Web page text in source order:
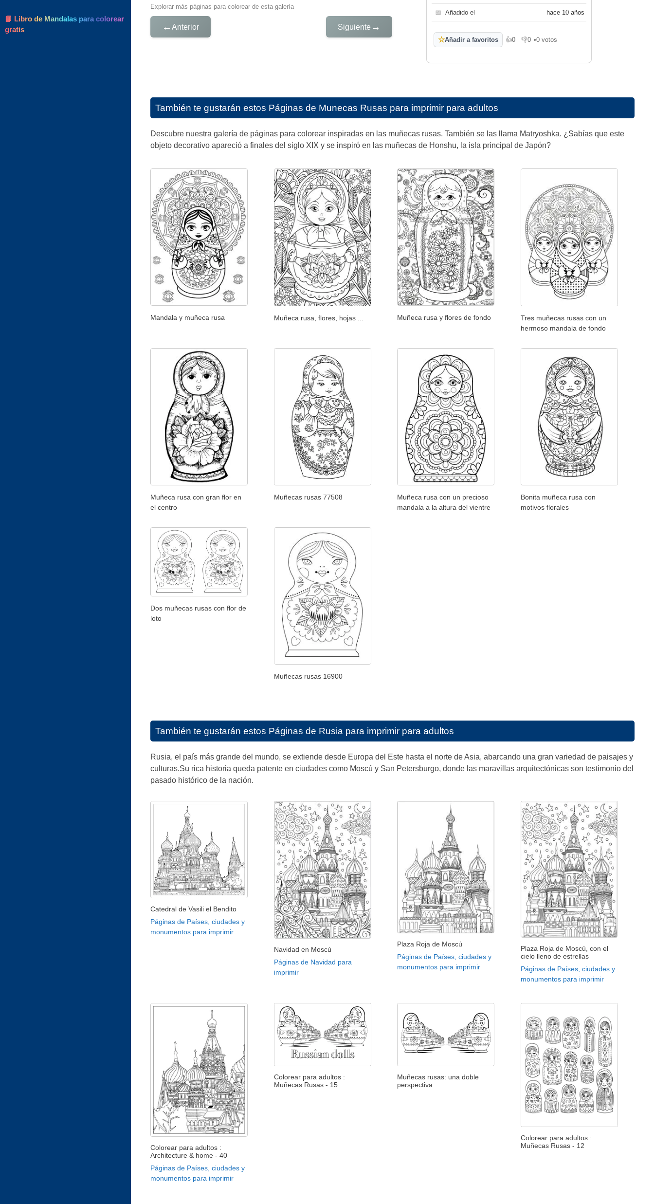
Explorar más páginas para colorear de esta galería
← Anterior Siguiente →
📅 Añadido el hace 10 años
☆Añadir a favoritos 👍0
Me gusta
👎0
No me gusta
•0 votos
También te gustarán estos Páginas de Munecas Rusas para imprimir para adultos
Descubre nuestra galería de páginas para colorear inspiradas en las muñecas rusas. También se las llama Matryoshka. ¿Sabías que este
objeto decorativo apareció a finales del siglo XIX y se inspiró en las muñecas de Honshu, la isla principal de Japón?
Mandala y muñeca rusa Muñeca rusa, flores, hojas ... Muñeca rusa y flores de fondo
Tres muñecas rusas con un
hermoso mandala de fondo
Muñeca rusa con gran flor en
el centro
Muñecas rusas 77508
Muñeca rusa con un precioso
mandala a la altura del vientre
Bonita muñeca rusa con
motivos florales
Dos muñecas rusas con flor de
loto
Muñecas rusas 16900
También te gustarán estos Páginas de Rusia para imprimir para adultos
Rusia, el país más grande del mundo, se extiende desde Europa del Este hasta el norte de Asia, abarcando una gran variedad de paisajes y
culturas.Su rica historia queda patente en ciudades como Moscú y San Petersburgo, donde las maravillas arquitectónicas son testimonio del
pasado histórico de la nación.
Catedral de Vasili el Bendito
Páginas de Países, ciudades y
monumentos para imprimir
Navidad en Moscú
Páginas de Navidad para
imprimir
Plaza Roja de Moscú
Páginas de Países, ciudades y
monumentos para imprimir
Plaza Roja de Moscú, con el
cielo lleno de estrellas
Páginas de Países, ciudades y
monumentos para imprimir
Colorear para adultos :
Architecture & home - 40
Páginas de Países, ciudades y
monumentos para imprimir
Colorear para adultos :
Muñecas Rusas - 15
Muñecas rusas: una doble
perspectiva
Colorear para adultos :
Muñecas Rusas - 12
📘 Libro de Mandalas para colorear
gratis